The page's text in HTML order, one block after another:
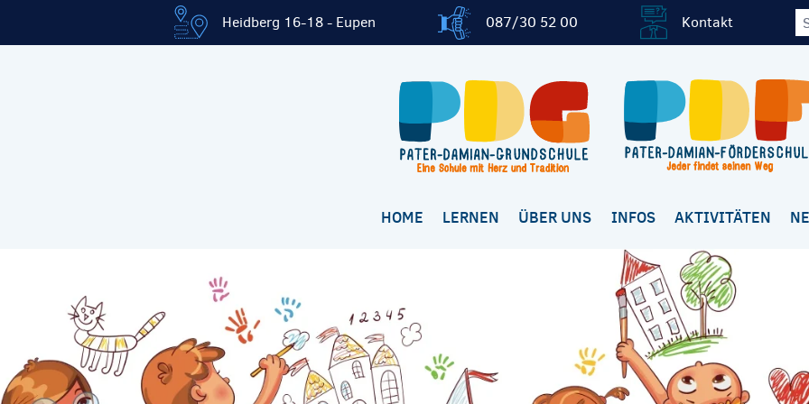
Heidberg 16-18 - Eupen 087/30 52 00 Kontakt
HOME LERNEN ÜBER UNS INFOS AKTIVITÄTEN